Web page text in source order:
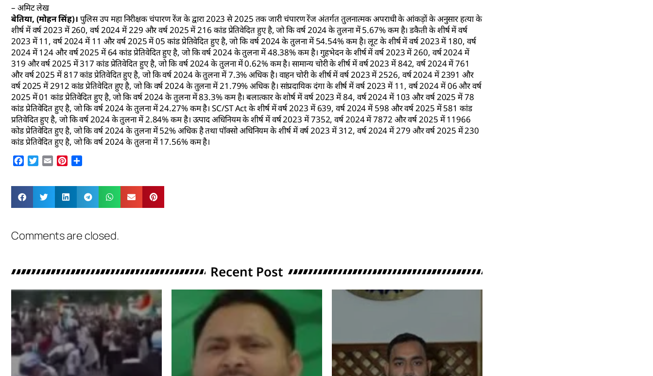
– अमिट लेख
बेतिया, (मोहन सिंह)। पुलिस उप महा निरीक्षक चंपारण रेंज के द्वारा 2023 से 2025 तक जारी चंपारण रेंज अंतर्गत तुलनात्मक अपराधी के आंकड़ों के अनुसार हत्या के
शीर्ष में वर्ष 2023 में 260, वर्ष 2024 में 229 और वर्ष 2025 में 216 कांड प्रेतिवेदित हुए है, जो कि वर्ष 2024 के तुलना में 5.67% कम है। डकैती के शीर्ष में वर्ष
2023 में 11, वर्ष 2024 में 11 और वर्ष 2025 में 05 कांड प्रेतिवेदित हुए है, जो कि वर्ष 2024 के तुलना में 54.54% कम है। लूट के शीर्ष में वर्ष 2023 में 180, वर्ष
2024 में 124 और वर्ष 2025 में 64 कांड प्रेतिवेदित हुए है, जो कि वर्ष 2024 के तुलना में 48.38% कम है। गुहभेदन के शीर्ष में वर्ष 2023 में 260, वर्ष 2024 में
319 और वर्ष 2025 में 317 कांड प्रेतिवेदित हुए है, जो कि वर्ष 2024 के तुलना में 0.62% कम है। सामान्य चोरी के शीर्ष में वर्ष 2023 में 842, वर्ष 2024 में 761
और वर्ष 2025 में 817 कांड प्रेतिवेदित हुए है, जो कि वर्ष 2024 के तुलना में 7.3% अधिक है। वाहन चोरी के शीर्ष में वर्ष 2023 में 2526, वर्ष 2024 में 2391 और
वर्ष 2025 में 2912 कांड प्रेतिवेदित हुए है, जो कि वर्ष 2024 के तुलना में 21.79% अधिक है। सांप्रदायिक दंगा के शीर्ष में वर्ष 2023 में 11, वर्ष 2024 में 06 और वर्ष
2025 में 01 कांड प्रेतिवेदित हुए है, जो कि वर्ष 2024 के तुलना में 83.3% कम है। बलात्कार के शोर्ष में वर्ष 2023 में 84, वर्ष 2024 में 103 और वर्ष 2025 में 78
कांड प्रेतिवेदित हुए है, जो कि वर्ष 2024 के तुलना में 24.27% कम है। SC/ST Act के शीर्ष में वर्ष 2023 में 639, वर्ष 2024 में 598 और वर्ष 2025 में 581 कांड
प्रतिवेदित हुए है, जो कि वर्ष 2024 के तुलना में 2.84% कम है। उत्पाद अधिनियम के शीर्ष में वर्ष 2023 में 7352, वर्ष 2024 में 7872 और वर्ष 2025 में 11966
कोड प्रेतिवेदित हुए है, जो कि वर्ष 2024 के तुलना में 52% अधिक है तथा पॉक्सो अधिनियम के शीर्ष में वर्ष 2023 में 312, वर्ष 2024 में 279 और वर्ष 2025 में 230
कांड प्रेतिवेदित हुए है, जो कि वर्ष 2024 के तुलना में 17.56% कम है।
Facebook
Twitter
Email Pinterest
Comments are closed.
Recent Post